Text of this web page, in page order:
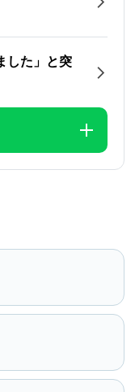
した」と突